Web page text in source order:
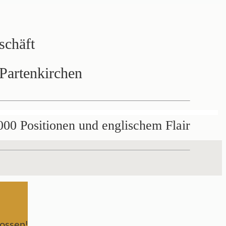
Positionen und englischem Flair